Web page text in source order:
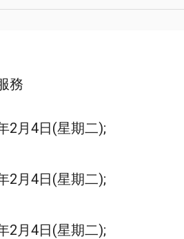
務
2月4日(星期二);
2月4日(星期二);
2月4日(星期二);